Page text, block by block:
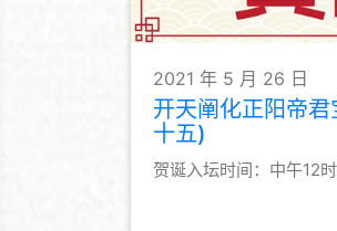
2021 年 5 月 26 日
开天阐化正阳帝君
十五)
贺诞入坛时间：中午12时